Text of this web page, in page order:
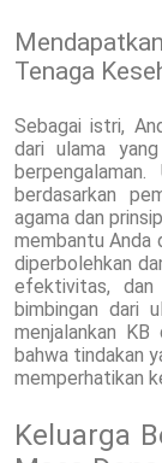
Tenaga
Sebagai istri,
dari ulama
berdasarkan
agama dan
membantu Anda
diperbolehkan
efektivitas, dan
bimbingan dari
menjalankan KB
bahwa tindakan
memperhatikan
Keluarga